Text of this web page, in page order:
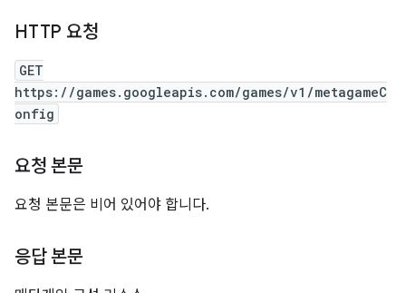
HTTP 요청
GET
https://games.googleapis.com/games/v1/metagameC
onfig
요청 본문
요청 본문은 비어 있어야 합니다.
응답 본문